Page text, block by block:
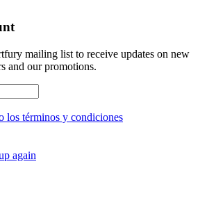
mailing list to receive updates on new
and our promotions.
los términos y condiciones
again